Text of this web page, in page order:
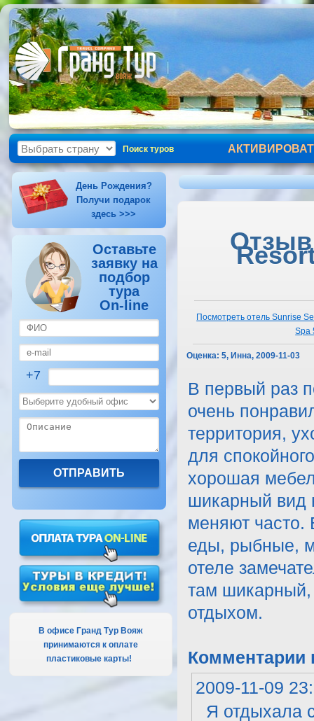
Поиск туров
День Рождения?
Получи подарок
здесь >>>
Оставьте
заявку на
подбор
тура
On-line
+7
В офисе Гранд Тур Вояж
принимаются к оплате
пластиковые карты!
Отзыв
Посмотреть отель Sunrise
Spa
Оценка: 5, Инна, 2009-11-03
В первый раз
очень
территория,
для
хорошая
шикарный вид
меняют часто.
еды, рыбные,
отеле
там шикарный,
отдыхом.
Комментарии
2009-11-09
Я отдыхала